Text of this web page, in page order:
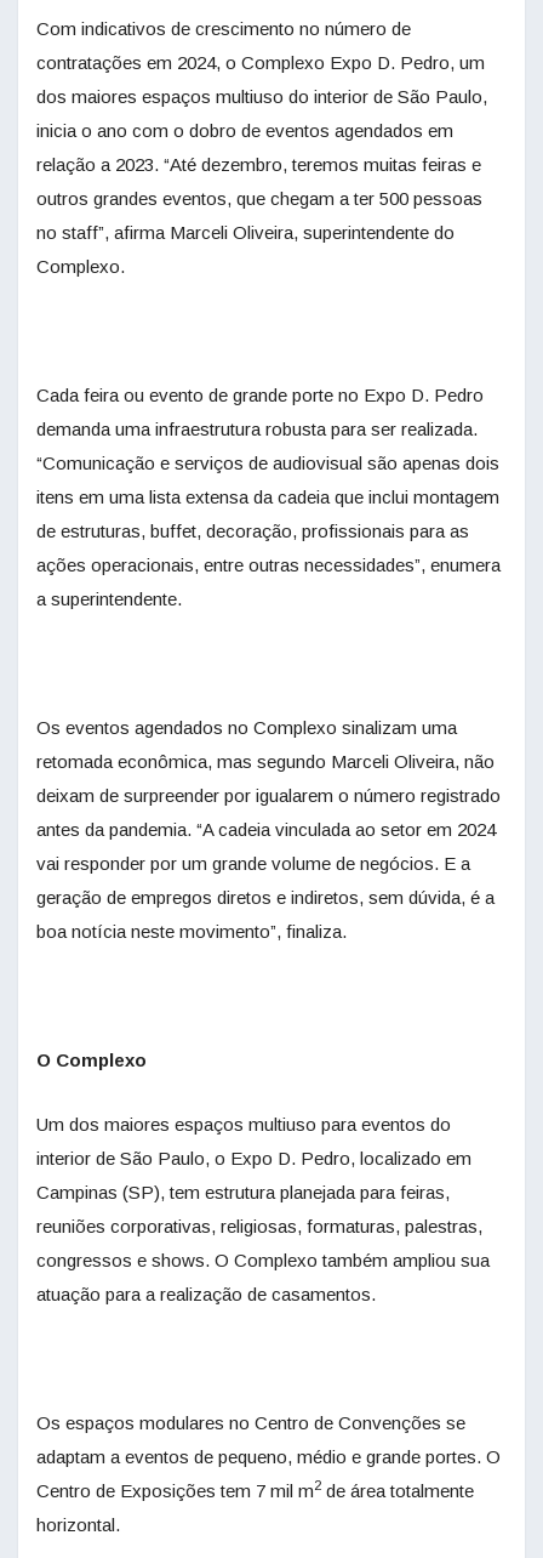
Com indicativos de crescimento no número de
contratações em 2024, o Complexo Expo D. Pedro, um
dos maiores espaços multiuso do interior de São Paulo,
inicia o ano com o dobro de eventos agendados em
relação a 2023. “Até dezembro, teremos muitas feiras e
outros grandes eventos, que chegam a ter 500 pessoas
no staff”, afirma Marceli Oliveira, superintendente do
Complexo.
Cada feira ou evento de grande porte no Expo D. Pedro
demanda uma infraestrutura robusta para ser realizada.
“Comunicação e serviços de audiovisual são apenas dois
itens em uma lista extensa da cadeia que inclui montagem
de estruturas, buffet, decoração, profissionais para as
ações operacionais, entre outras necessidades”, enumera
a superintendente.
Os eventos agendados no Complexo sinalizam uma
retomada econômica, mas segundo Marceli Oliveira, não
deixam de surpreender por igualarem o número registrado
antes da pandemia. “A cadeia vinculada ao setor em 2024
vai responder por um grande volume de negócios. E a
geração de empregos diretos e indiretos, sem dúvida, é a
boa notícia neste movimento”, finaliza.
O Complexo
Um dos maiores espaços multiuso para eventos do
interior de São Paulo, o Expo D. Pedro, localizado em
Campinas (SP), tem estrutura planejada para feiras,
reuniões corporativas, religiosas, formaturas, palestras,
congressos e shows. O Complexo também ampliou sua
atuação para a realização de casamentos.
Os espaços modulares no Centro de Convenções se
adaptam a eventos de pequeno, médio e grande portes. O
Centro de Exposições tem 7 mil m2 de área totalmente
horizontal.